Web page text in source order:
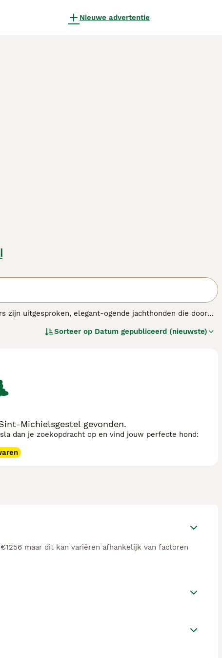
Nieuwe advertentie
zijn uitgesproken, elegant-ogende jachthonden die door
Sorteer op Datum gepubliceerd (nieuwste)
Michielsgestel gevonden.
dan je zoekopdracht op en vind jouw perfecte hond:
maar dit kan variëren afhankelijk van factoren